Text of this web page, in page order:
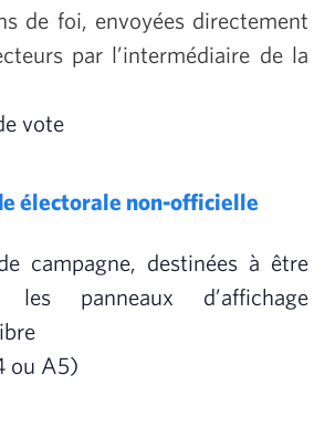
de foi, envoyées directement
par l’intermédiaire de la
vote
électorale non-officielle
campagne, destinées à être
panneaux d’affichage
ou A5)